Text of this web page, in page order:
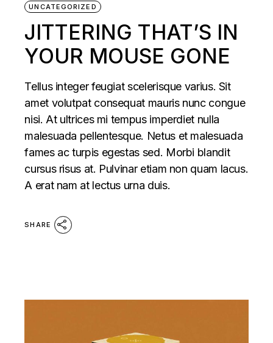
UNCATEGORIZED
JITTERING THAT’S IN
YOUR MOUSE GONE
Tellus integer feugiat scelerisque varius. Sit
amet volutpat consequat mauris nunc congue
nisi. At ultrices mi tempus imperdiet nulla
malesuada pellentesque. Netus et malesuada
fames ac turpis egestas sed. Morbi blandit
cursus risus at. Pulvinar etiam non quam lacus.
A erat nam at lectus urna duis.
SHARE